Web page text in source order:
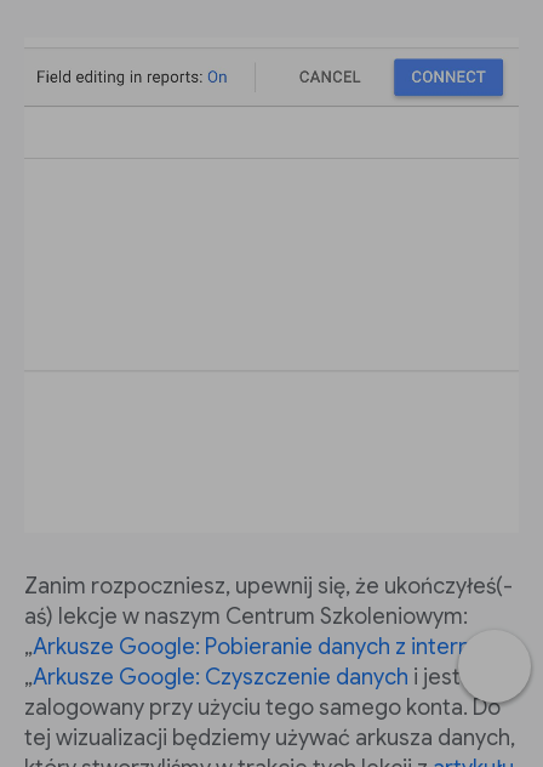
Zanim rozpoczniesz, upewnij się, że ukończyłeś(-
aś) lekcje w naszym Centrum Szkoleniowym:
„Arkusze Google: Pobieranie danych z internetu
„Arkusze Google: Czyszczenie danych i jesteś
zalogowany przy użyciu tego samego konta. Do
tej wizualizacji będziemy używać arkusza danych,